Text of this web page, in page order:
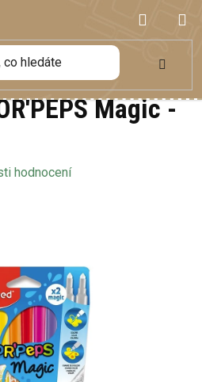
KOŠÍK
Magic -
hodnocení